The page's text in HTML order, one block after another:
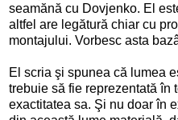
seamănă cu Dovjenko. El
altfel are legătură chiar cu
montajului. Vorbesc asta
El scria şi spunea că lumea
trebuie să fie reprezentată în
exactitatea sa. Şi nu doar în